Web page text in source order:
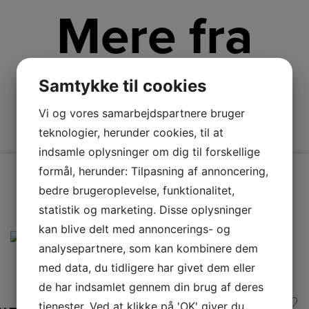
Mere fra
Electrolux
Samtykke til cookies
Vi og vores samarbejdspartnere bruger
teknologier, herunder cookies, til at
indsamle oplysninger om dig til forskellige
formål, herunder: Tilpasning af annoncering,
bedre brugeroplevelse, funktionalitet,
statistik og marketing. Disse oplysninger
kan blive delt med annoncerings- og
analysepartnere, som kan kombinere dem
med data, du tidligere har givet dem eller
de har indsamlet gennem din brug af deres
tjenester. Ved at klikke på 'OK' giver du